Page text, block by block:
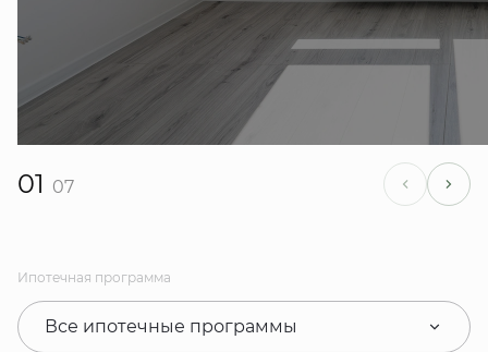
01 07
Ипотечная программа
Все ипотечные программы